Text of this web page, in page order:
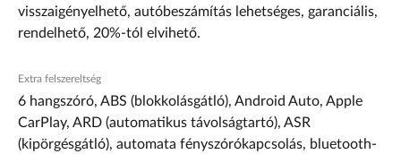
visszaigényelhető, autóbeszámítás lehetséges, garanciális,
rendelhető, 20%-tól elvihető.
Extra felszereltség
6 hangszóró, ABS (blokkolásgátló), Android Auto, Apple
CarPlay, ARD (automatikus távolságtartó), ASR
(kipörgésgátló), automata fényszórókapcsolás, bluetooth-